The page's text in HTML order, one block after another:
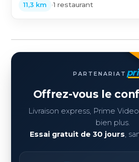
11,3 km •1 restaurant
PARTENARIAT
Offrez-vous le
Livraison express, Prime
bien plus.
Essai gratuit de 30 jours,